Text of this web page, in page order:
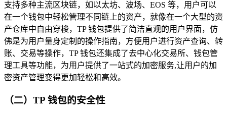
支持多种主流区块链，如以太坊、波场、EOS 等，用户可以
在一个钱包中轻松管理不同链上的资产，就像在一个大型的资
产仓库中自由穿梭，TP 钱包提供了简洁直观的用户界面，仿
佛是为用户量身定制的操作指南，方便用户进行资产查询、转
账、交易等操作，TP 钱包还集成了去中心化交易所、钱包管
理工具等功能，为用户提供了一站式的加密服务,让用户的加
密资产管理变得更加轻松和高效。
（二）TP 钱包的安全性